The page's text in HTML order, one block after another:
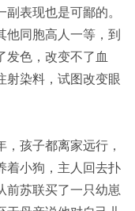
表现也是可鄙的。
他同胞高人一等，到
发色，改变不了血
射染料，试图改变眼
孩子都离家远行，
着小狗，主人回去扑
前苏联买了一只幼崽